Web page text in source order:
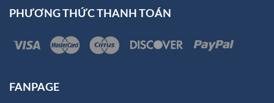
PHƯƠNG THỨC THANH TOÁN
FANPAGE